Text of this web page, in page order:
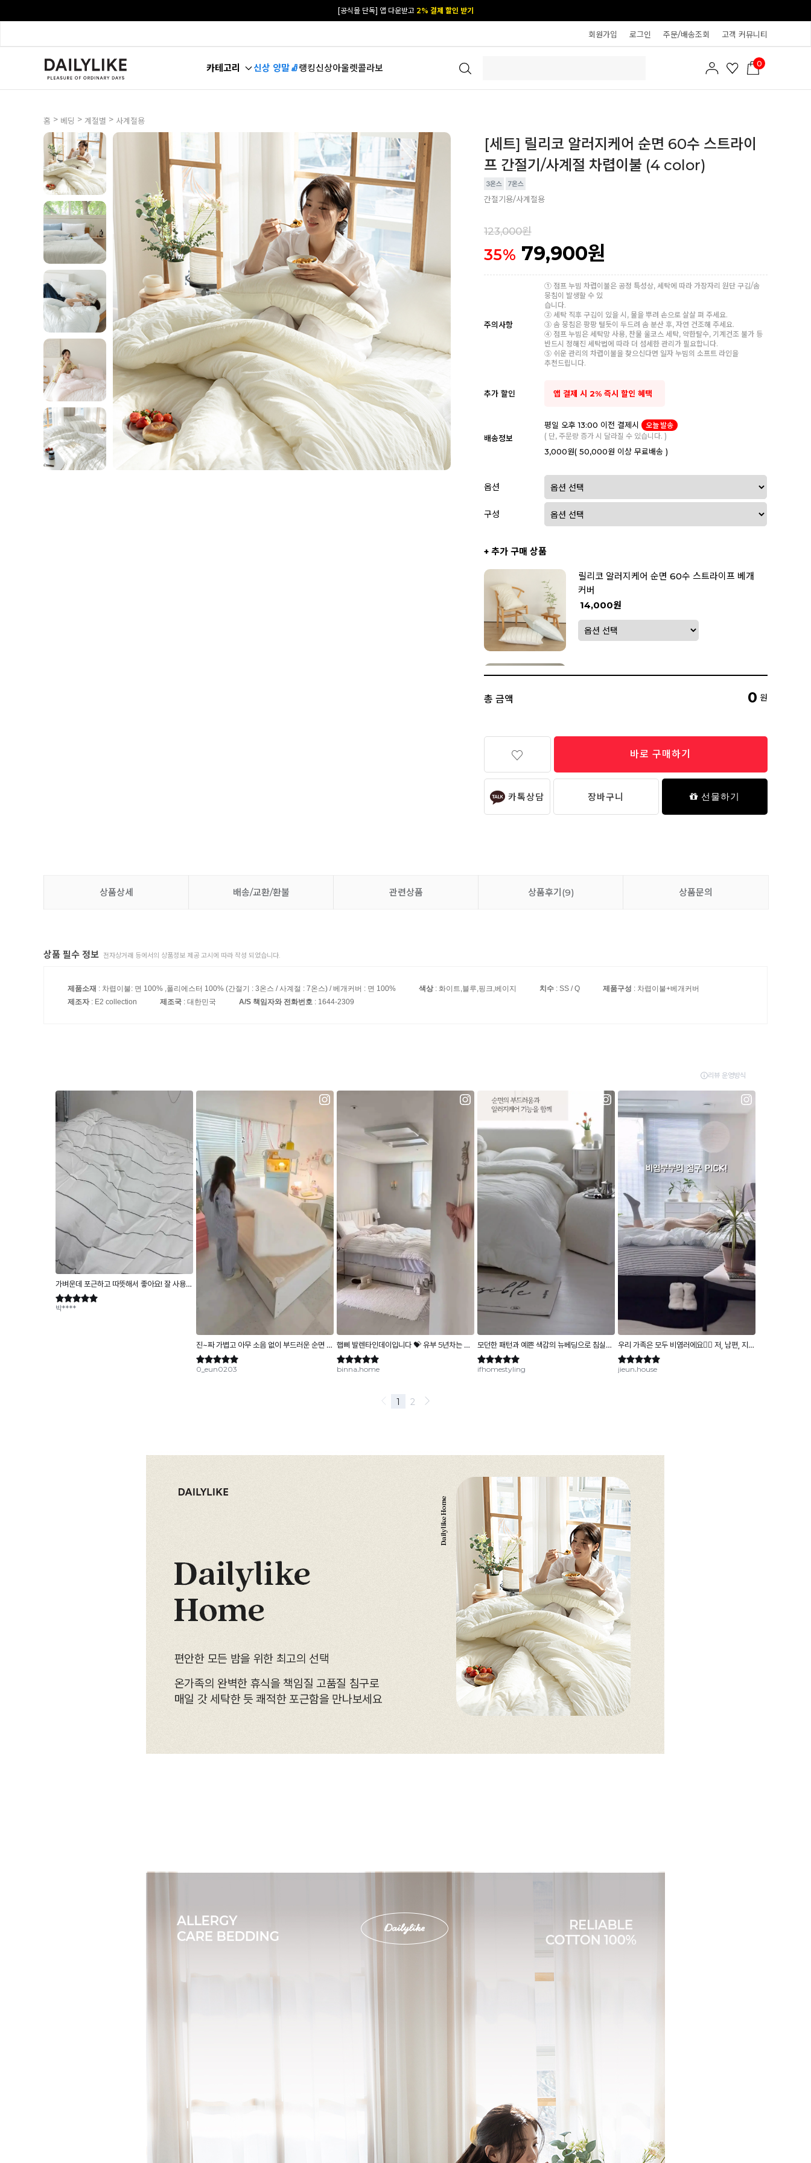
[공식몰 단독] 앱 다운받고 2% 결제 할인 받기
회원가입 로그인 주문/배송조회 고객 커뮤니티
카테고리 신상 양말🧦랭킹신상아울렛콜라보 0
홈 > 베딩 > 계절별 > 사계절용
[세트] 릴리코 알러지케어 순면 60수 스트라이
프 간절기/사계절 차렵이불 (4 color)
간절기용/사계절용
123,000원
35% 79,900원
주의사항
① 점프 누빔 차렵이불은 공정 특성상, 세탁에 따라 가장자리 원단 구김/솜
뭉침이 발생할 수 있
습니다.
② 세탁 직후 구김이 있을 시, 물을 뿌려 손으로 살살 펴 주세요.
③ 솜 뭉침은 팡팡 털듯이 두드려 솜 분산 후, 자연 건조해 주세요.
④ 점프 누빔은 세탁망 사용, 찬물 울코스 세탁, 약한탈수, 기계건조 불가 등
반드시 정해진 세탁법에 따라 더 섬세한 관리가 필요합니다.
⑤ 쉬운 관리의 차렵이불을 찾으신다면 일자 누빔의 소프트 라인을
추천드립니다.
추가 할인 앱 결제 시 2% 즉시 할인 혜택
배송정보
평일 오후 13:00 이전 결제시
오늘 발송
( 단, 주문량 증가 시 달라질 수 있습니다. )
3,000원( 50,000원 이상 무료배송 )
옵션
구성
+ 추가 구매 상품
릴리코 알러지케어 순면 60수 스트라이프 베개
커버
14,000원
62,000원
62,000원
총 금액 0 원
바로 구매하기
카톡상담 장바구니 선물하기
상품상세 배송/교환/환불 관련상품 상품후기(9) 상품문의
상품 필수 정보 전자상거래 등에서의 상품정보 제공 고시에 따라 작성 되었습니다.
제품소재 : 차렵이불: 면 100% ,폴리에스터 100% (간절기 : 3온스 / 사계절 : 7온스) / 베개커버 : 면 100% 색상: 화이트,블루,핑크,베이지 치수 : SS / Q 제품구성 : 차렵이불+베개커버
제조자: E2 collection 제조국 : 대한민국 A/S 책임자와 전화번호 : 1644-2309